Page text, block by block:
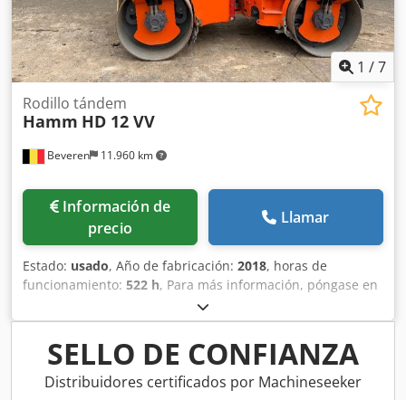
1 /7
Beveren 11.960 km
Rodillo tándem
Hamm HD 12 VV
Información de
precio
Llamar
Estado: usado, Año de fabricación: 2018, horas de
funcionamiento: 522 h, Para más información, póngase en
contacto con Kristoff Van Havere. Dcsdey Sfc Iepfx Anujk
SELLO DE CONFIANZA
Distribuidores certificados por Machineseeker